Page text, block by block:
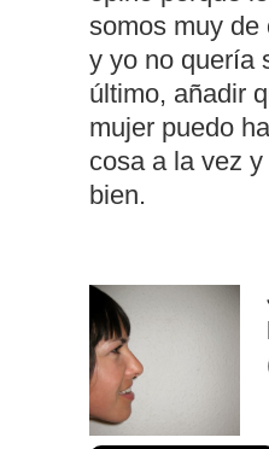
somos muy de
y yo no quería
último, añadir
mujer puedo
cosa a la vez
bien.